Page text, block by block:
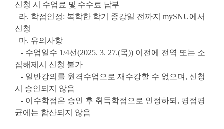
신청 시 수업료 및 수수료 납부
라. 학점인정: 복학한 학기 종강일 전까지 mySNU에서
신청
마. 유의사항
- 수업일수 1/4선(2025. 3. 27.(목)) 이전에 전역 또는 소
집해제시 신청 불가
- 일반강의를 원격수업으로 재수강할 수 없으며, 신청
시 승인되지 않음
- 이수학점은 승인 후 취득학점으로 인정하되, 평점평
균에는 합산되지 않음